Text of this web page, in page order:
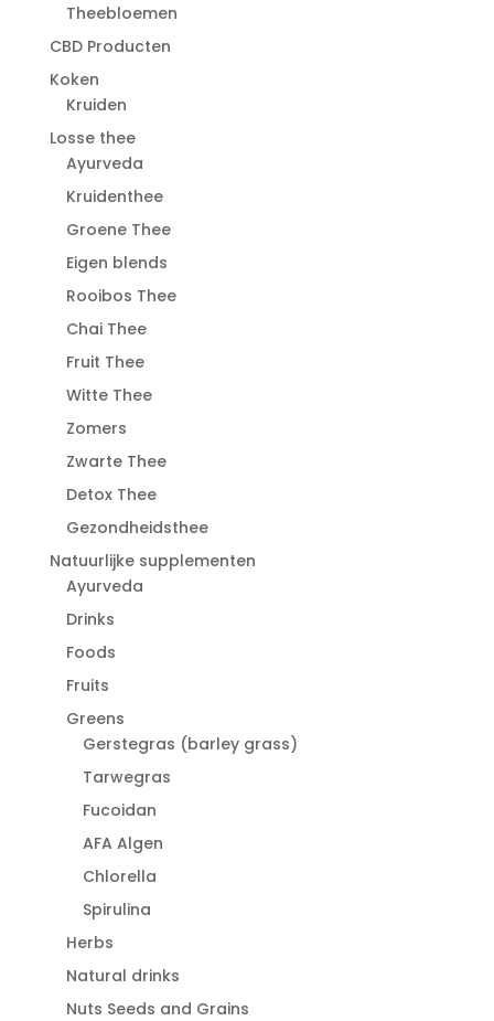
Theebloemen
CBD Producten
Koken
Kruiden
Losse thee
Ayurveda
Kruidenthee
Groene Thee
Eigen blends
Rooibos Thee
Chai Thee
Fruit Thee
Witte Thee
Zomers
Zwarte Thee
Detox Thee
Gezondheidsthee
Natuurlijke supplementen
Ayurveda
Drinks
Foods
Fruits
Greens
Gerstegras (barley grass)
Tarwegras
Fucoidan
AFA Algen
Chlorella
Spirulina
Herbs
Natural drinks
Nuts Seeds and Grains